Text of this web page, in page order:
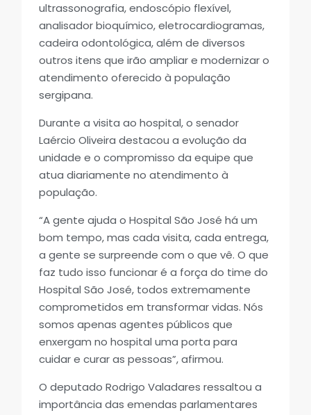
ultrassonografia, endoscópio flexível,
analisador bioquímico, eletrocardiogramas,
cadeira odontológica, além de diversos
outros itens que irão ampliar e modernizar o
atendimento oferecido à população
sergipana.
Durante a visita ao hospital, o senador
Laércio Oliveira destacou a evolução da
unidade e o compromisso da equipe que
atua diariamente no atendimento à
população.
“A gente ajuda o Hospital São José há um
bom tempo, mas cada visita, cada entrega,
a gente se surpreende com o que vê. O que
faz tudo isso funcionar é a força do time do
Hospital São José, todos extremamente
comprometidos em transformar vidas. Nós
somos apenas agentes públicos que
enxergam no hospital uma porta para
cuidar e curar as pessoas”, afirmou.
O deputado Rodrigo Valadares ressaltou a
importância das emendas parlamentares